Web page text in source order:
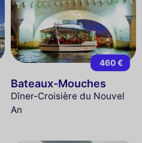
460 €
Bateaux-Mouches
Dîner-Croisière du Nouvel
An